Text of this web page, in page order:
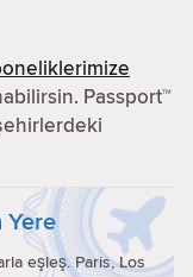
Passport™
eşleş. Paris, Los